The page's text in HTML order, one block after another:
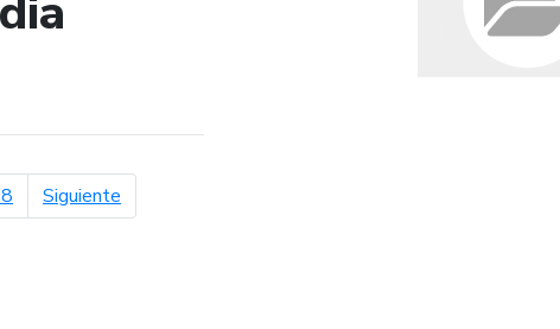
búsqueda
Siguientepágina siguiente